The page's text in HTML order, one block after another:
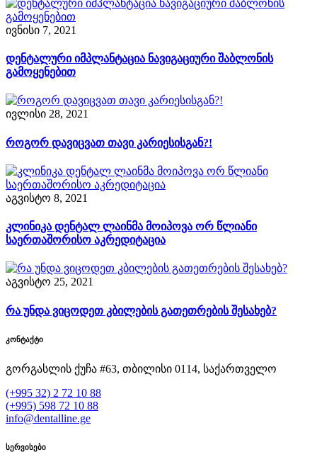
ივნისი 7, 2021
დენტალური იმპლანტაცია ნავიგაციური შაბლონის
გამოყენებით
ივლისი 28, 2021
როგორ დავიცვათ თავი კარიესისგან?!
აგვისტო 8, 2021
კლინიკა დენტალ ლაინმა მოიპოვა ორ წლიანი
საერთაშორისო აკრედიტაცია
აგვისტო 25, 2021
რა უნდა ვიცოდეთ კბილების გათეთრების შესახებ?
კონტაქტი
გორგასლის ქუჩა #63, თბილისი 0114, საქართველო
(+995 32) 2 72 10 88
(+995) 598 72 10 88
info@dentalline.ge
სერვისები